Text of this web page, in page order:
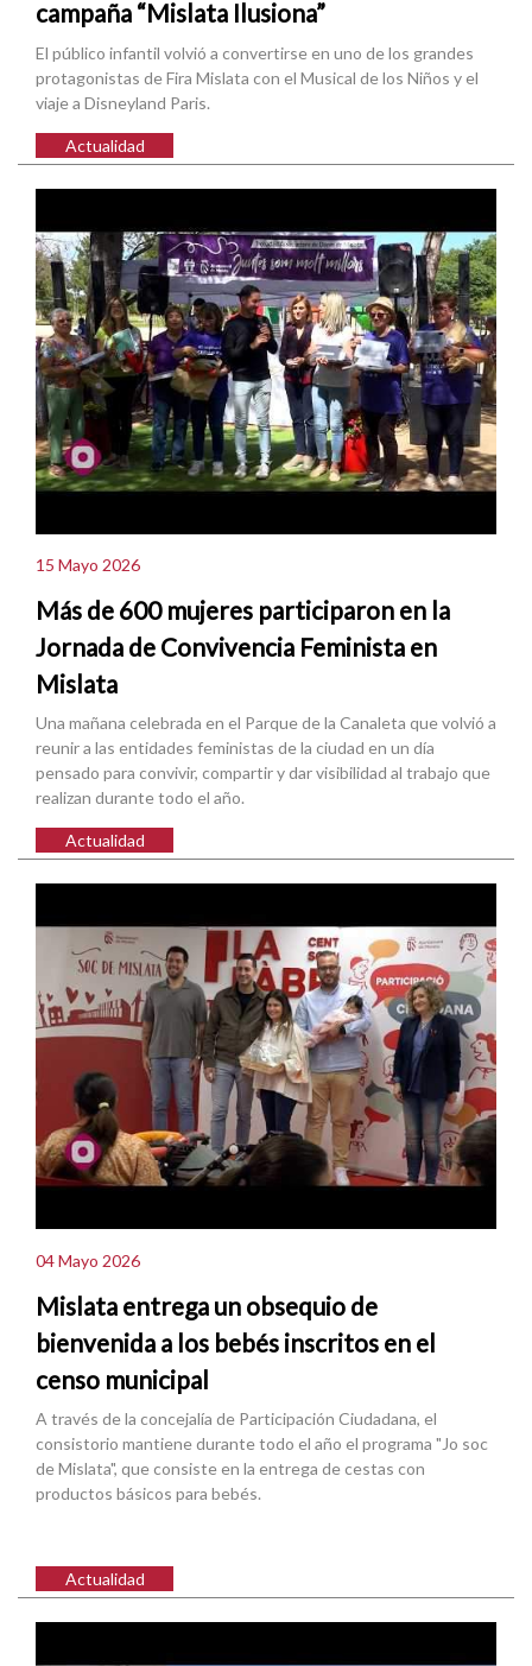
campaña “Mislata Ilusiona”
El público infantil volvió a convertirse en uno de los grandes
protagonistas de Fira Mislata con el Musical de los Niños y el
viaje a Disneyland Paris.
Actualidad
15 Mayo 2026
Más de 600 mujeres participaron en la
Jornada de Convivencia Feminista en
Mislata
Una mañana celebrada en el Parque de la Canaleta que volvió a
reunir a las entidades feministas de la ciudad en un día
pensado para convivir, compartir y dar visibilidad al trabajo que
realizan durante todo el año.
Actualidad
04 Mayo 2026
Mislata entrega un obsequio de
bienvenida a los bebés inscritos en el
censo municipal
A través de la concejalía de Participación Ciudadana, el
consistorio mantiene durante todo el año el programa "Jo soc
de Mislata", que consiste en la entrega de cestas con
productos básicos para bebés.
Actualidad